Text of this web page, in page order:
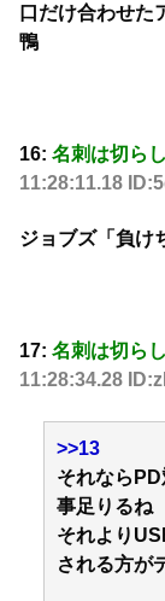
口だけ合わせた
鴨
16: 名刺は切ら
11:28:11.18
ジョブズ「負け
17: 名刺は切ら
11:28:34.28
>>13
それなら
事足りるね
それより
される方が